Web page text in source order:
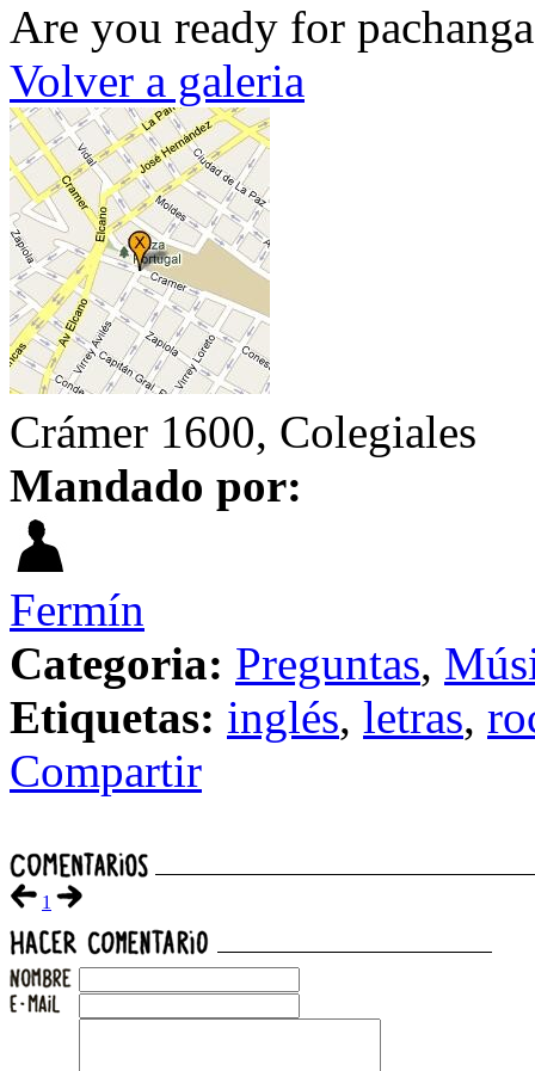
Are you ready for
Volver a galeria
Crámer 1600, Colegiales
Mandado por:
Fermín
Categoria: Preguntas,
Etiquetas: inglés, letras,
Compartir
1